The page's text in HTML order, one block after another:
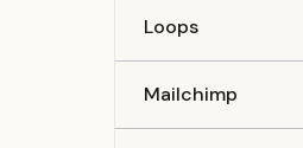
Loops
Mailchimp